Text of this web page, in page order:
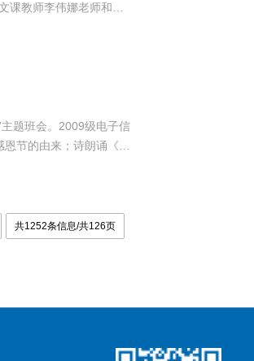
课教师李伟娜老师和辅
题班会。2009级电子信
共1252条信息/共126页